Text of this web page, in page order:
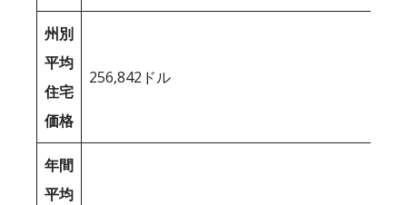
州別
平均
住宅
価格
256,842ドル
年間
平均